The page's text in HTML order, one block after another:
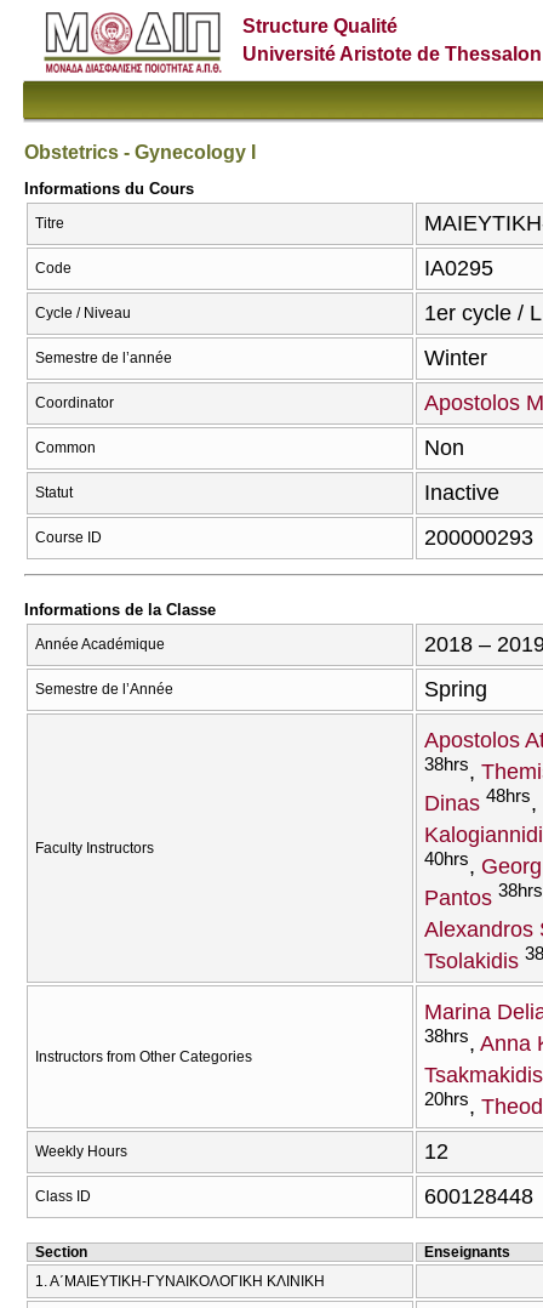
Structure Qualité
Université Aristote de
Obstetrics - Gynecology I
Informations du Cours
Titre
Code ΙΑ0295
Cycle / Niveau 1er cycle /
Semestre de l’année Winter
Coordinator Apostolos
Common Non
Statut Inactive
Course ID 200000293
Informations de la Classe
Année Académique 2018 –
Semestre de l’Année Spring
Faculty Instructors
Apostolos
38hrs
Dinas 48hrs
40hrs
Pantos 38hrs
Alexandros
Tsolakidis
Instructors from Other Categories
Marina
38hrs Anna
Tsakmakidis
20hrs
Weekly Hours 12
Class ID 600128448
Section
Enseignants
1. Α΄ΜΑΙΕΥΤΙΚΗ-ΓΥΝΑΙΚΟΛΟΓΙΚΗ ΚΛΙΝΙΚΗ